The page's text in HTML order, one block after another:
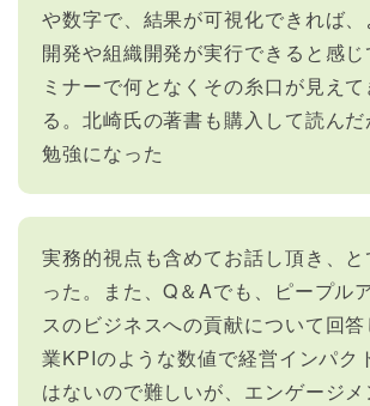
や数字で、結果が可視化できれば
開発や組織開発が実行できると感
ミナーで何となくその糸口が見え
る。北崎氏の著書も購入して読ん
勉強になった
実務的視点も含めてお話し頂き、
った。また、Q＆Aでも、ピープル
スのビジネスへの貢献について回
業KPIのような数値で経営インパク
はないので難しいが、エンゲージ